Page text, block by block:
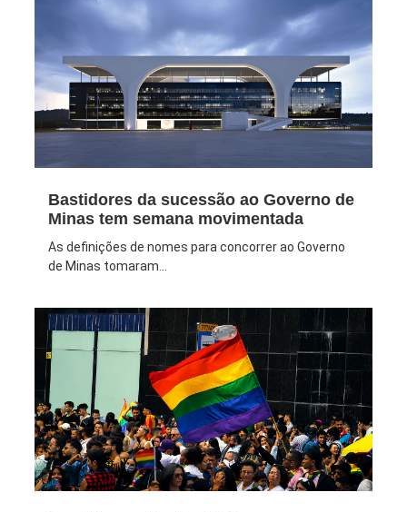
Bastidores da sucessão ao Governo de
Minas tem semana movimentada
As definições de nomes para concorrer ao Governo
de Minas tomaram...